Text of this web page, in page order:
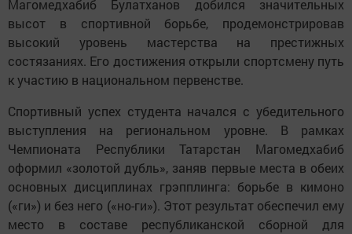
Магомедхабиб Булатханов добился значительных
высот в спортивной борьбе, продемонстрировав
высокий уровень мастерства на престижных
состязаниях. Его достижения открыли спортсмену путь
к участию в национальном первенстве.
Спортивный успех студента начался с убедительного
выступления на региональном уровне. В рамках
Чемпионата Республики Татарстан Магомедхабиб
оформил «золотой дубль», заняв первые места в обеих
основных дисциплинах грэпплинга: борьбе в кимоно
(«ги») и без него («но-ги»). Этот результат обеспечил ему
место в составе республиканской сборной для